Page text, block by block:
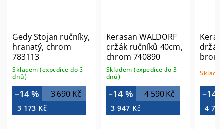
Gedy Stojan ručníky,
hranatý, chrom
783113
Skladem (expedice do 3
dnů)
3 690 Kč
–14 %
3 173 Kč
Kerasan WALDORF
držák ručníků 40cm,
chrom 740890
Skladem (expedice do 3
dnů)
4 590 Kč
–14 %
3 947 Kč
–14
4